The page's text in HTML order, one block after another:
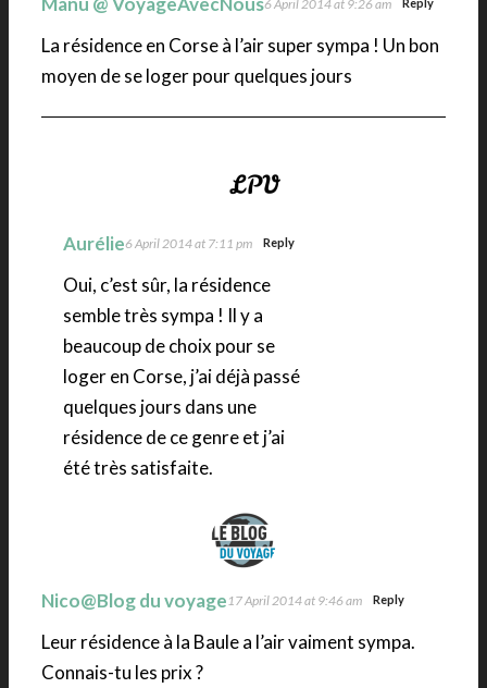
6 April 2014 at 9:26 am Reply
La résidence en Corse à l’air super sympa ! Un bon
moyen de se loger pour quelques jours
Aurélie6 April 2014 at 7:11 pm Reply
Oui, c’est sûr, la résidence
semble très sympa ! Il y a
beaucoup de choix pour se
loger en Corse, j’ai déjà passé
quelques jours dans une
résidence de ce genre et j’ai
été très satisfaite.
Nico@Blog du voyage17 April 2014 at 9:46 am Reply
Leur résidence à la Baule a l’air vaiment sympa.
Connais-tu les prix ?